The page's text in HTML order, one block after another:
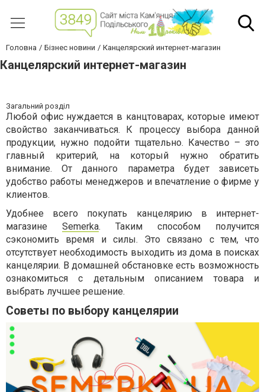
Головна Бізнес новини Канцелярский интернет-магазин
Канцелярский интернет-магазин
Загальний розділ
Любой офис нуждается в канцтоварах, которые имеют
свойство заканчиваться. К процессу выбора данной
продукции, нужно подойти тщательно. Качество – это
главный критерий, на который нужно обратить
внимание. От данного параметра будет зависеть
удобство работы менеджеров и впечатление о фирме у
клиентов.
Удобнее всего покупать канцелярию в интернет-
магазине Semerka. Таким способом получится
сэкономить время и силы. Это связано с тем, что
отсутствует необходимость выходить из дома в поисках
канцелярии. В домашней обстановке есть возможность
ознакомиться с детальным описанием товара и
выбрать лучшее решение.
Советы по выбору канцелярии